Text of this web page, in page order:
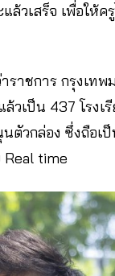
วเสร็จ เพื่อให้
ราชการ กรุงเทพ
วเป็น 437 โรง
วกล่อง ซึ่งถือเป็
time